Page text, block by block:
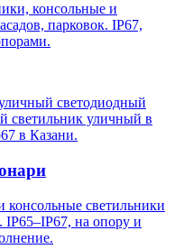
консольные и
парковок. IP67,
светодиодный
светильник уличный в
в Казани.
светильники
IP65–IP67, на опору и